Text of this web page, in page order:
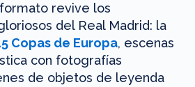
revive los
del Real Madrid: la
Copas de Europa, escenas
con fotografías
de objetos de leyenda